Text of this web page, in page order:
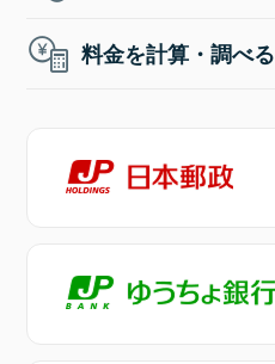
料金を計算・調べる